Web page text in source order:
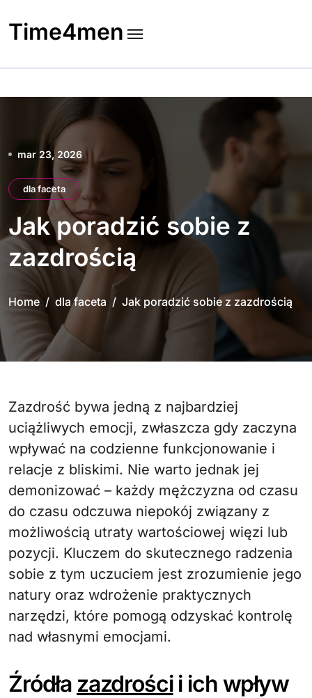
to
content
Time4men
mar 23, 2026
dla faceta
Jak poradzić sobie z
zazdrością
Home dla faceta Jak poradzić sobie z zazdrością
Zazdrość bywa jedną z najbardziej
uciążliwych emocji, zwłaszcza gdy zaczyna
wpływać na codzienne funkcjonowanie i
relacje z bliskimi. Nie warto jednak jej
demonizować – każdy mężczyzna od czasu
do czasu odczuwa niepokój związany z
możliwością utraty wartościowej więzi lub
pozycji. Kluczem do skutecznego radzenia
sobie z tym uczuciem jest zrozumienie jego
natury oraz wdrożenie praktycznych
narzędzi, które pomogą odzyskać kontrolę
nad własnymi emocjami.
Źródła zazdrościi ich wpływ